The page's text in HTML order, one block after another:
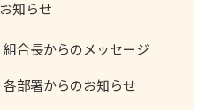
お知らせ
組合長からのメッセージ
各部署からのお知らせ